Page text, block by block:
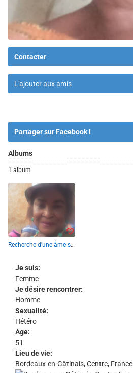
Contacter
L'ajouter aux amis
Partager sur Facebook !
Albums
1 album
Recherche d'une âme sœur.
Je suis:
Femme
Je désire rencontrer:
Homme
Sexualité:
Hétéro
Age:
51
Lieu de vie:
Bordeaux-en-Gâtinais, Centre, France